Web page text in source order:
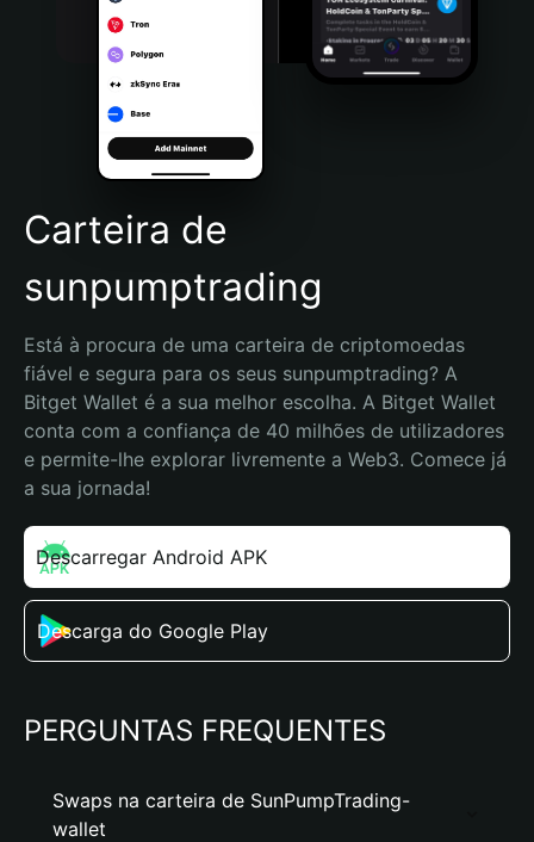
Português (Brasil)
Español (Argentina)
Carteira de
sunpumptrading
Está à procura de uma carteira de criptomoedas
fiável e segura para os seus sunpumptrading? A
Bitget Wallet é a sua melhor escolha. A Bitget Wallet
conta com a confiança de 40 milhões de utilizadores
e permite-lhe explorar livremente a Web3. Comece já
a sua jornada!
Descarregar Android APK
Descarga do Google Play
PERGUNTAS FREQUENTES
Swaps na carteira de SunPumpTrading-
wallet